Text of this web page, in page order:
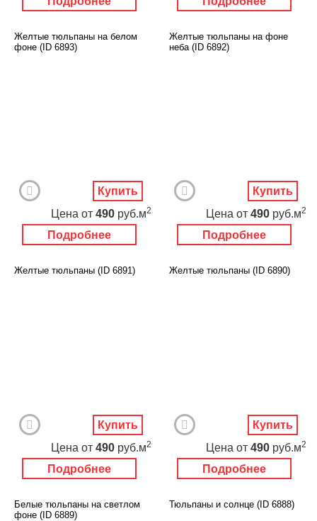
Желтые тюльпаны на белом
фоне (ID 6893)
Подробнее
Цена от 490 руб.м2
Купить
Желтые тюльпаны на фоне
неба (ID 6892)
Подробнее
Цена от 490 руб.м2
Купить
Желтые тюльпаны (ID 6891)
Подробнее
Цена от 490 руб.м2
Купить
Желтые тюльпаны (ID 6890)
Подробнее
Цена от 490 руб.м2
Купить
Белые тюльпаны на светлом
фоне (ID 6889)
Тюльпаны и солнце (ID 6888)